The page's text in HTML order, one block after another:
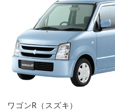
ワゴンR（スズキ）